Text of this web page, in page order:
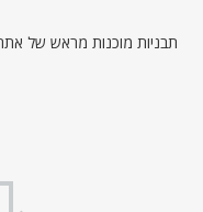
תבניות מוכנות מראש של